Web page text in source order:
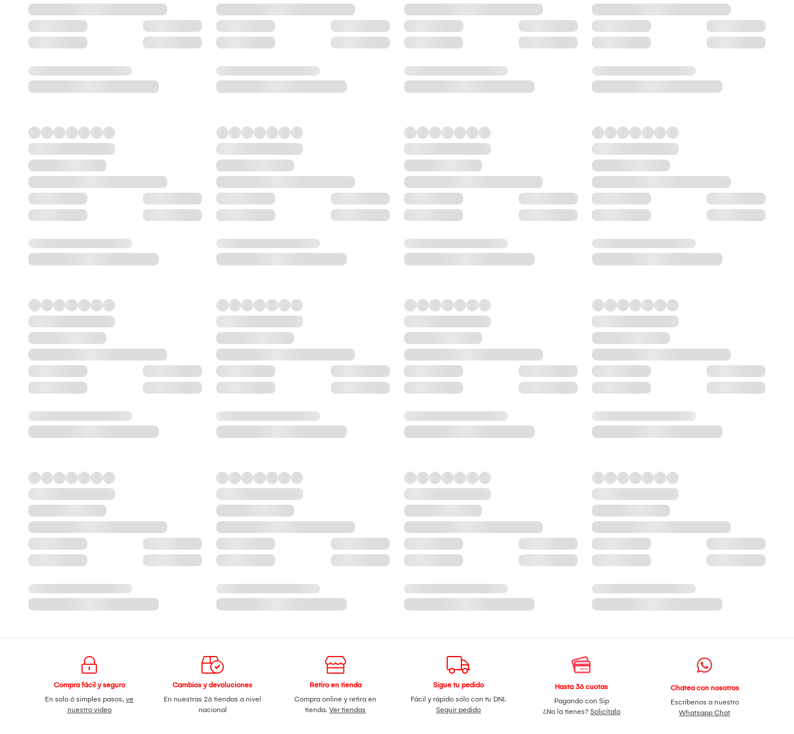
Compra fácil y seguro
En solo 6 simples pasos,ve
nuestro video
Cambios y devoluciones
En nuestras 26 tiendas a nivel
nacional
Retiro en tienda
Compra online y retira en
tienda.Ver tiendas
Sigue tu pedido
Fácil y rápido sólo con tu DNI.
Seguir pedido
Hasta 36 cuotas
Pagando con Sip
¿No la tienes? Solicítala
Chatea con nosotros
Escríbenos a nuestro
Whatsapp Chat